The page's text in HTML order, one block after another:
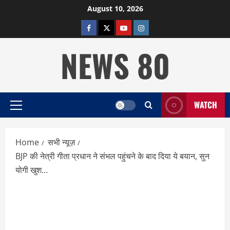
August 10, 2026
facebooktwitterYOUTUBE
instagram
NEWS 80
Primary
WATCH
Home
सभी न्यूज़
BJP की नेत्री गीता प्रधान ने संभल पहुंचने के बाद दिया ये बयान, सुन
योगी खुश…